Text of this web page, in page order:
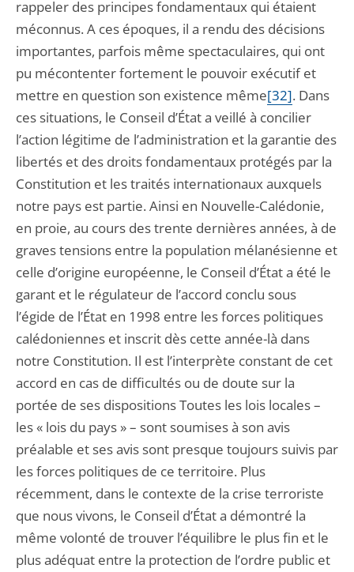
rappeler des principes fondamentaux qui étaient
méconnus. A ces époques, il a rendu des décisions
importantes, parfois même spectaculaires, qui ont
pu mécontenter fortement le pouvoir exécutif et
mettre en question son existence même[32]. Dans
ces situations, le Conseil d’État a veillé à concilier
l’action légitime de l’administration et la garantie des
libertés et des droits fondamentaux protégés par la
Constitution et les traités internationaux auxquels
notre pays est partie. Ainsi en Nouvelle-Calédonie,
en proie, au cours des trente dernières années, à de
graves tensions entre la population mélanésienne et
celle d’origine européenne, le Conseil d’État a été le
garant et le régulateur de l’accord conclu sous
l’égide de l’État en 1998 entre les forces politiques
calédoniennes et inscrit dès cette année-là dans
notre Constitution. Il est l’interprète constant de cet
accord en cas de difficultés ou de doute sur la
portée de ses dispositions Toutes les lois locales –
les « lois du pays » – sont soumises à son avis
préalable et ses avis sont presque toujours suivis par
les forces politiques de ce territoire. Plus
récemment, dans le contexte de la crise terroriste
que nous vivons, le Conseil d’État a démontré la
même volonté de trouver l’équilibre le plus fin et le
plus adéquat entre la protection de l’ordre public et